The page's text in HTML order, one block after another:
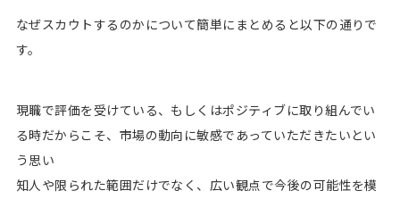
なぜスカウトするのかについて簡単にまとめると以下の通りで
す。
現職で評価を受けている、もしくはポジティブに取り組んでい
る時だからこそ、市場の動向に敏感であっていただきたいとい
う思い
知人や限られた範囲だけでなく、広い観点で今後の可能性を模